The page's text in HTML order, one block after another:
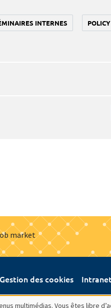
INTERNES
market
Gestion des cookies
multimédias. Vous êtes libre